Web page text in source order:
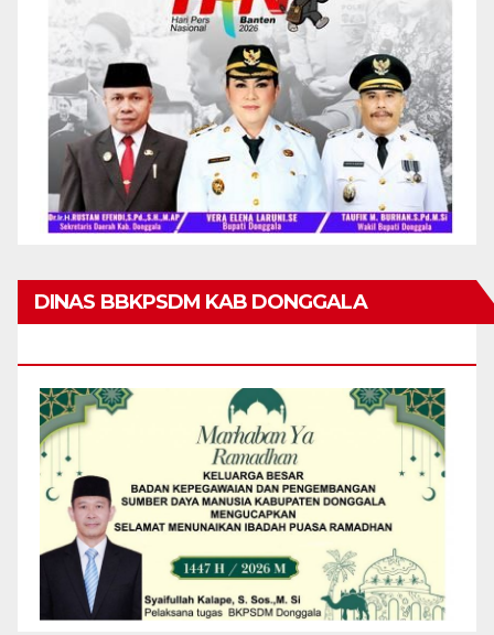
DINAS BBKPSDM KAB DONGGALA